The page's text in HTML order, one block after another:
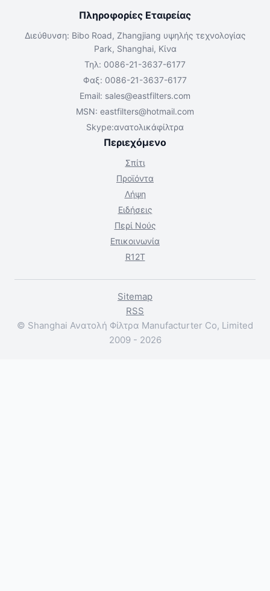
Πληροφορίες Εταιρείας
Διεύθυνση: Bibo Road, Zhangjiang υψηλής τεχνολογίας
Park, Shanghai, Κίνα
Τηλ: 0086-21-3637-6177
Φαξ: 0086-21-3637-6177
Email: sales@eastfilters.com
MSN: eastfilters@hotmail.com
Skype:ανατολικάφίλτρα
Περιεχόμενο
Σπίτι
Προϊόντα
Λήψη
Ειδήσεις
Περί Νούς
Επικοινωνία
R12T
Sitemap
RSS
© Shanghai Ανατολή Φίλτρα Manufacturter Co, Limited
2009 - 2026